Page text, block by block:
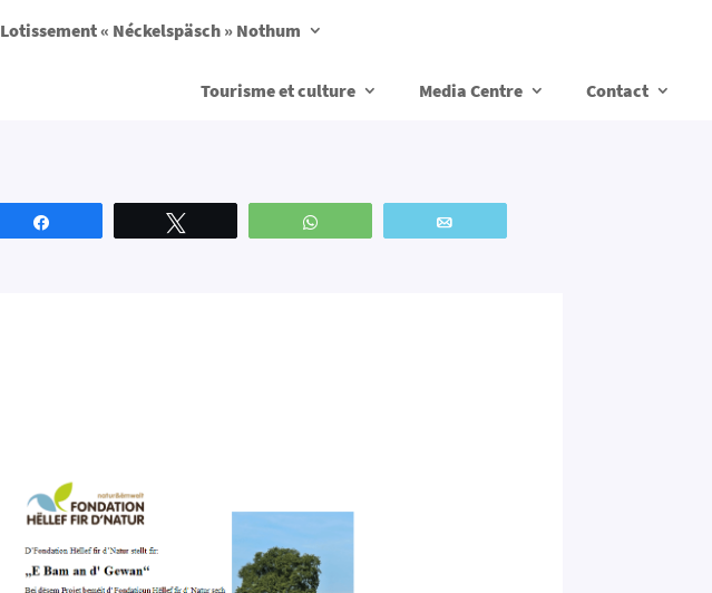
Lotissement « Néckelspäsch » Nothum
Tourisme et culture Media Centre Contact